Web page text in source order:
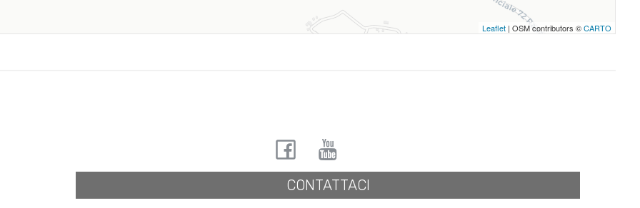
Leaflet | OSM contributors ©CARTO
CONTATTACI